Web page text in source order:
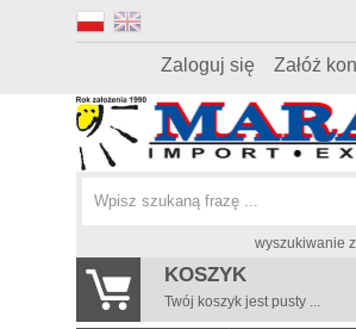
Zaloguj się Załóż
wyszukiwanie
KOSZYK
Twój koszyk jest pusty ...